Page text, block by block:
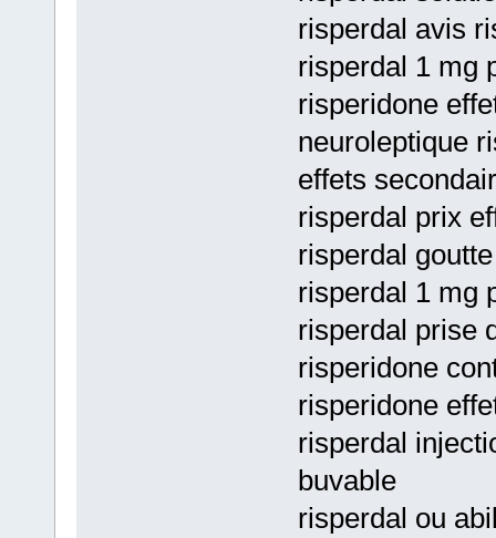
risperdal avis
risperdal 1 mg
risperidone
neuroleptique
effets
risperdal prix
risperdal
risperdal 1 mg
risperdal prise
risperidone
risperidone
risperdal
buvable
risperdal ou